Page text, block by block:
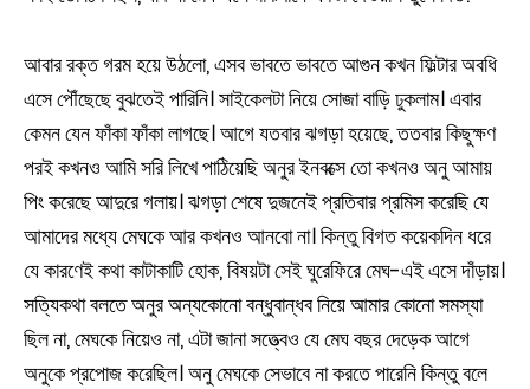
আবার রক্ত গরম হয়ে উঠলো, এসব ভাবতে ভাবতে আগুন কখন ফিল্টার অবধি
এসে পৌঁছেছে বুঝতেই পারিনি। সাইকেলটা নিয়ে সোজা বাড়ি ঢুকলাম। এবার
কেমন যেন ফাঁকা ফাঁকা লাগছে। আগে যতবার ঝগড়া হয়েছে, ততবার কিছুক্ষণ
পরই কখনও আমি সরি লিখে পাঠিয়েছি অনুর ইনবক্সে তো কখনও অনু আমায়
পিং করেছে আদুরে গলায়। ঝগড়া শেষে দুজনেই প্রতিবার প্রমিস করেছি যে
আমাদের মধ্যে মেঘকে আর কখনও আনবো না। কিন্তু বিগত কয়েকদিন ধরে
যে কারণেই কথা কাটাকাটি হোক, বিষয়টা সেই ঘুরেফিরে মেঘ-এই এসে দাঁড়ায়।
সত্যিকথা বলতে অনুর অন্যকোনো বন্ধুবান্ধব নিয়ে আমার কোনো সমস্যা
ছিল না, মেঘকে নিয়েও না, এটা জানা সত্ত্বেও যে মেঘ বছর দেড়েক আগে
অনুকে প্রপোজ করেছিল। অনু মেঘকে সেভাবে না করতে পারেনি কিন্তু বলে